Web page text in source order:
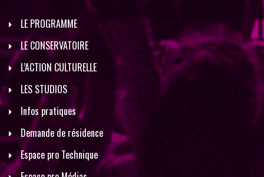
LE PROGRAMME
LE CONSERVATOIRE
L’ACTION CULTURELLE
LES STUDIOS
Infos pratiques
Demande de résidence
Espace pro Technique